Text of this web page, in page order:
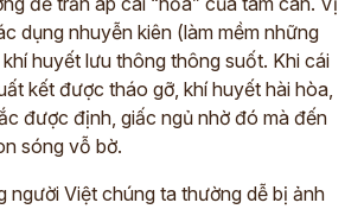
dụng nhuyễn kiên (làm mềm những
huyết lưu thông thông suốt. Khi cái
kết được tháo gỡ, khí huyết hài hòa,
được định, giấc ngủ nhờ đó mà đến
sóng vỗ bờ.
người Việt chúng ta thường dễ bị ảnh